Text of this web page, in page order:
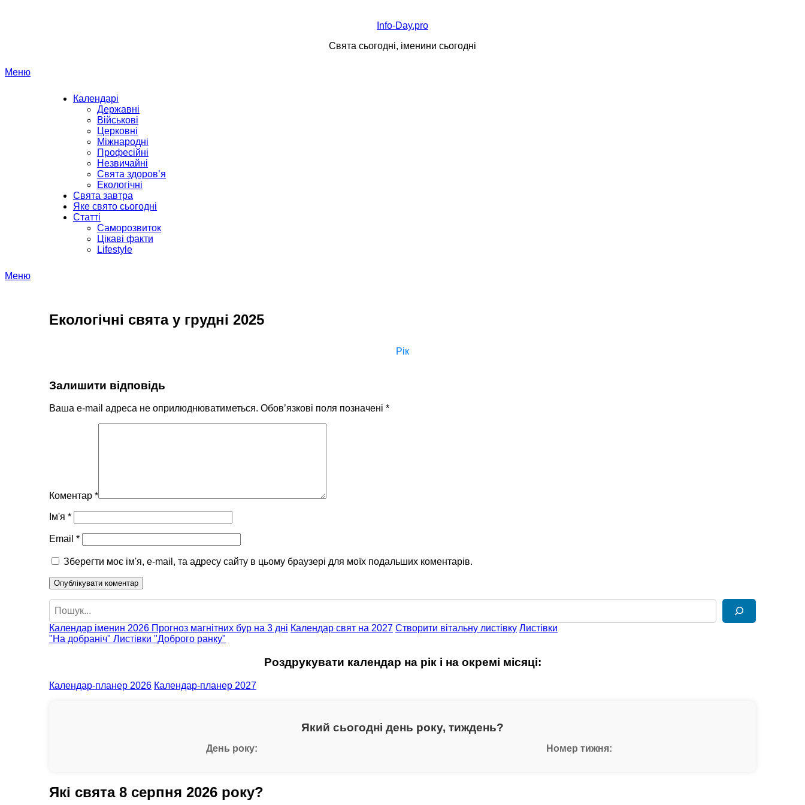
Info-Day.pro
Свята сьогодні, іменини сьогодні
Меню
Календарі
Державні
Військові
Церковні
Міжнародні
Професійні
Незвичайні
Свята здоров’я
Екологічні
Свята завтра
Яке свято сьогодні
Статті
Саморозвиток
Цікаві факти
Lifestyle
Меню
Екологічні свята у грудні 2025
Рік
Залишити відповідь
Ваша e-mail адреса не оприлюднюватиметься. Обов’язкові поля позначені *
Коментар *
Ім'я *
Email *
Зберегти моє ім'я, e-mail, та адресу сайту в цьому браузері для моїх подальших коментарів.
Пошук
Календар іменин 2026 Прогноз магнітних бур на 3 дні Календар свят на 2027 Створити вітальну листівку Листівки
"На добраніч" Листівки "Доброго ранку"
Роздрукувати календар на рік і на окремі місяці:
Календар-планер 2026 Календар-планер 2027
Який сьогодні день року, тиждень?
День року: Номер тижня:
Які свята 8 серпня 2026 року?